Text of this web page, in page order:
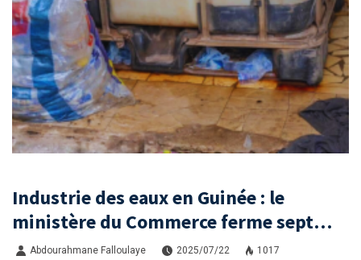
Industrie des eaux en Guinée : le
ministère du Commerce ferme sept
unités non conformes à Dixinn
Abdourahmane Falloulaye 2025/07/22 1017